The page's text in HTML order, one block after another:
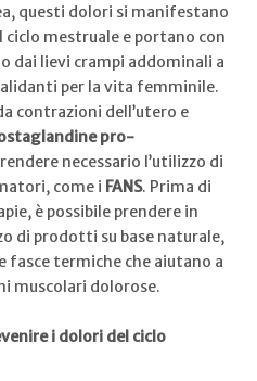
questi dolori si manifestano
mestruale e portano con
dai lievi crampi addominali a
per la vita femminile.
contrazioni dell’utero e
pro-
necessario l’utilizzo di
come i FANS. Prima di
è possibile prendere in
di prodotti su base naturale,
termiche che aiutano a
muscolari dolorose.
i dolori del ciclo